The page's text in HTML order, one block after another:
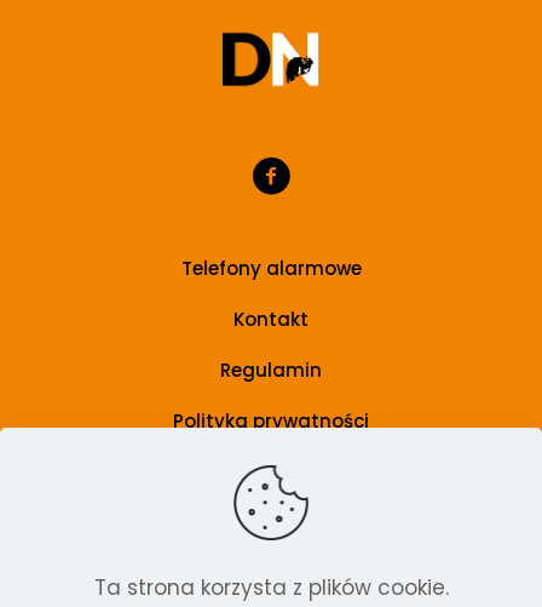
Telefony alarmowe
Kontakt
Regulamin
Polityka prywatności
Grupa wsparcia
Ta strona korzysta z plików cookie.